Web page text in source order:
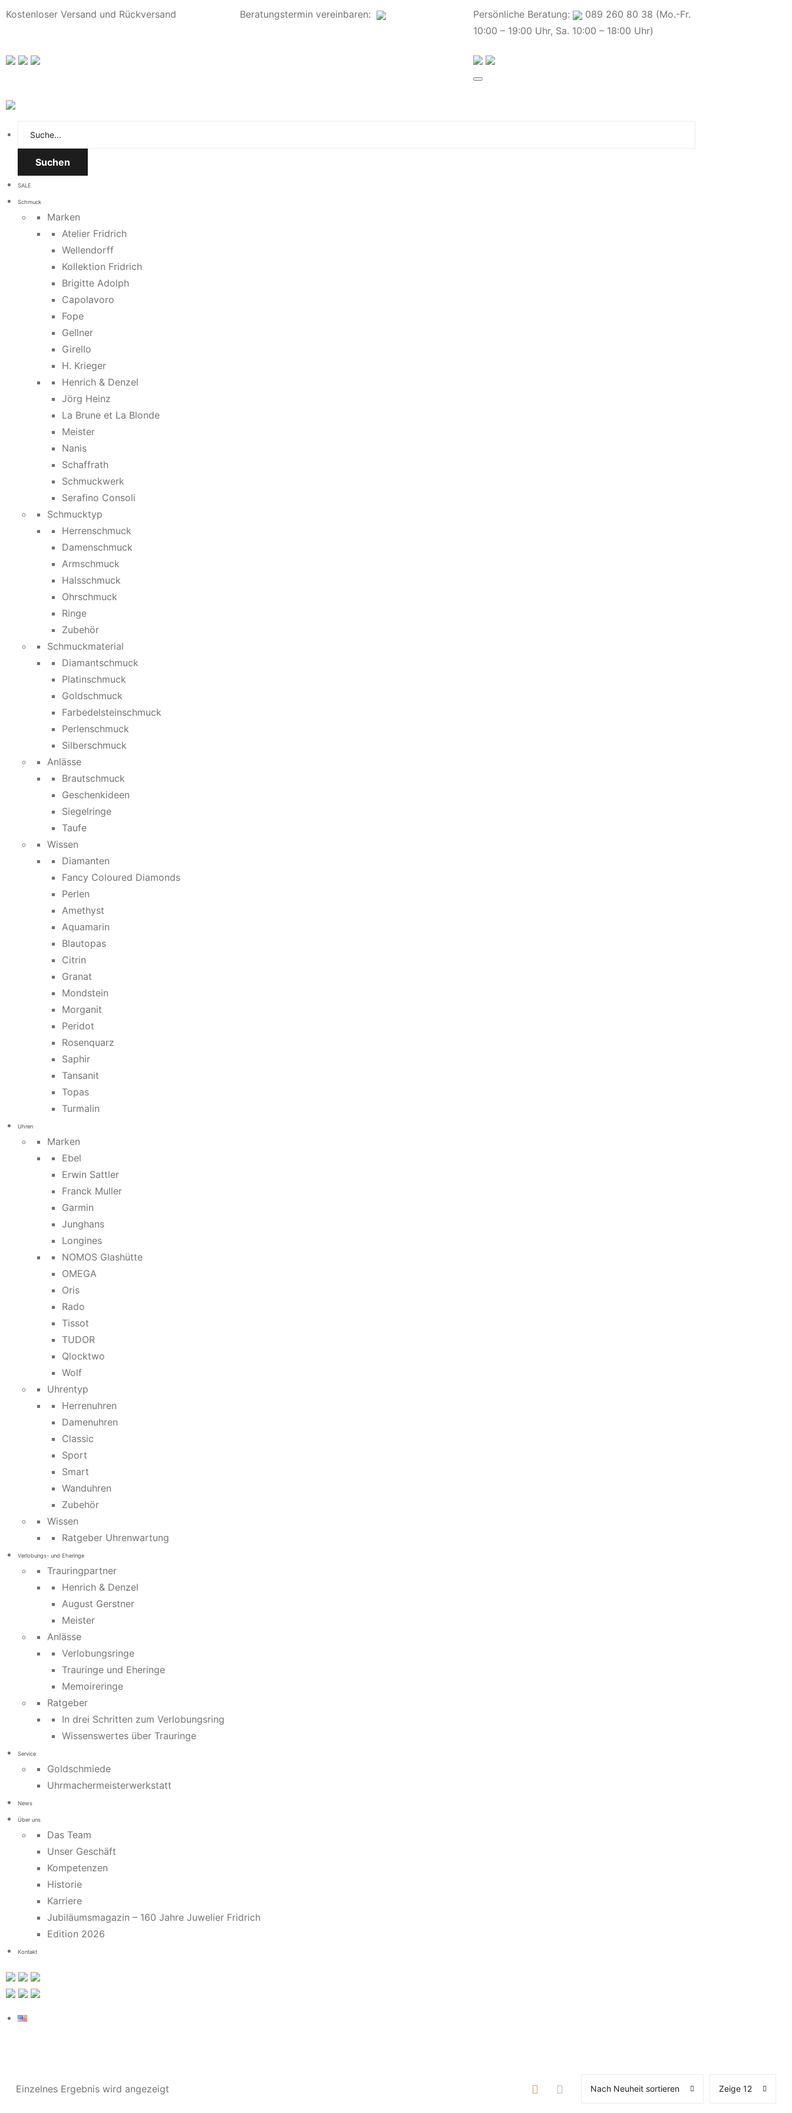
Kostenloser Versand und Rückversand Beratungstermin vereinbaren: Persönliche Beratung:
089 260 80 38 (Mo.-Fr.
10:00 – 19:00 Uhr, Sa. 10:00 – 18:00 Uhr)
Suchen
SALE
Schmuck
Marken
Atelier Fridrich
Wellendorff
Kollektion Fridrich
Brigitte Adolph
Capolavoro
Fope
Gellner
Girello
H. Krieger
Henrich & Denzel
Jörg Heinz
La Brune et La Blonde
Meister
Nanis
Schaffrath
Schmuckwerk
Serafino Consoli
Schmucktyp
Herrenschmuck
Damenschmuck
Armschmuck
Halsschmuck
Ohrschmuck
Ringe
Zubehör
Schmuckmaterial
Diamantschmuck
Platinschmuck
Goldschmuck
Farbedelsteinschmuck
Perlenschmuck
Silberschmuck
Anlässe
Brautschmuck
Geschenkideen
Siegelringe
Taufe
Wissen
Diamanten
Fancy Coloured Diamonds
Perlen
Amethyst
Aquamarin
Blautopas
Citrin
Granat
Mondstein
Morganit
Peridot
Rosenquarz
Saphir
Tansanit
Topas
Turmalin
Uhren
Marken
Ebel
Erwin Sattler
Franck Muller
Garmin
Junghans
Longines
NOMOS Glashütte
OMEGA
Oris
Rado
Tissot
TUDOR
Qlocktwo
Wolf
Uhrentyp
Herrenuhren
Damenuhren
Classic
Sport
Smart
Wanduhren
Zubehör
Wissen
Ratgeber Uhrenwartung
Verlobungs- und Eheringe
Trauringpartner
Henrich & Denzel
August Gerstner
Meister
Anlässe
Verlobungsringe
Trauringe und Eheringe
Memoireringe
Ratgeber
In drei Schritten zum Verlobungsring
Wissenswertes über Trauringe
Service
Goldschmiede
Uhrmachermeisterwerkstatt
News
Über uns
Das Team
Unser Geschäft
Kompetenzen
Historie
Karriere
Jubiläumsmagazin – 160 Jahre Juwelier Fridrich
Edition 2026
Kontakt
Einzelnes Ergebnis wird angezeigt Nach Neuheit sortieren Zeige 12